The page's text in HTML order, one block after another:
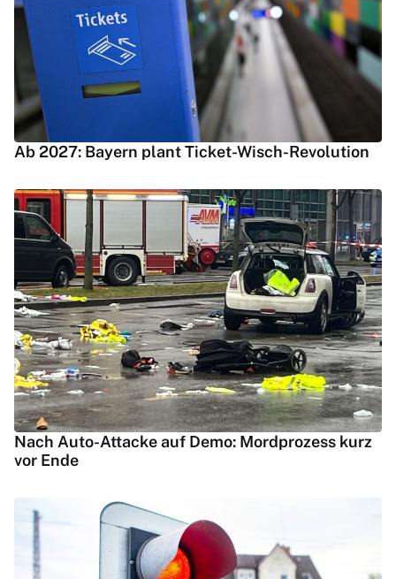
Ab 2027: Bayern plant Ticket-Wisch-Revolution
Nach Auto-Attacke auf Demo: Mordprozess kurz
vor Ende